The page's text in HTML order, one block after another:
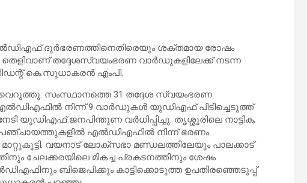
ദുര്‍ഭരണത്തിനെതിരെയും ശക്തമായ രോഷം
തെളിവാണ് തദ്ദേശസ്വയംഭരണ വാര്‍ഡുകളിലേക്ക് നടന്ന
കെ.സുധാകരന്‍ എംപി.
സംസ്ഥാനത്തെ 31 തദ്ദേശ സ്വയംഭരണ
നിന്ന് 9 വാര്‍ഡുകള്‍ യുഡിഎഫ് പിടിച്ചെടുത്ത്
യുഡിഎഫ് ജനപിന്തുണ വര്‍ധിപ്പിച്ചു. തൃശ്ശൂരിലെ നാട്ടിക,
പഞ്ചായത്തുകളില്‍ എല്‍ഡിഎഫില്‍ നിന്ന് ഭരണം
വയനാട് ലോക്‌സഭാ മണ്ഡലത്തിലേയും പാലക്കാട്
ചേലക്കരയിലെ മികച്ച പ്രകടനത്തിനും ശേഷം
ബിജെപിക്കും കാട്ടിക്കൊടുത്ത ഉപതിരഞ്ഞെടുപ്പ്